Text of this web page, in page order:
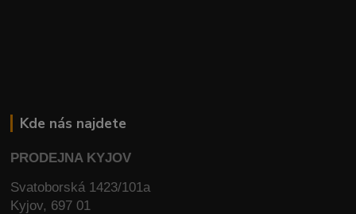
Kde nás najdete
PRODEJNA KYJOV
Svatoborská 1423/101a
Kyjov, 697 01